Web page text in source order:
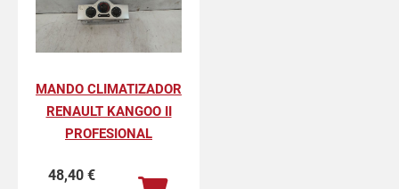
MANDO CLIMATIZADOR
RENAULT KANGOO II
PROFESIONAL
48,40 €